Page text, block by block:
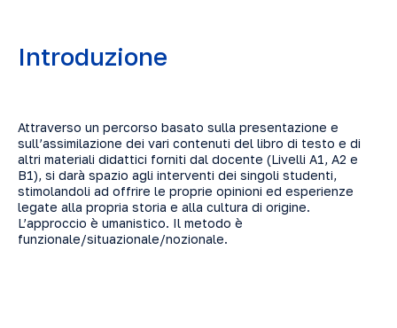
Introduzione
Attraverso un percorso basato sulla presentazione e
sull’assimilazione dei vari contenuti del libro di testo e di
altri materiali didattici forniti dal docente (Livelli A1, A2 e
B1), si darà spazio agli interventi dei singoli studenti,
stimolandoli ad offrire le proprie opinioni ed esperienze
legate alla propria storia e alla cultura di origine.
L’approccio è umanistico. Il metodo è
funzionale/situazionale/nozionale.